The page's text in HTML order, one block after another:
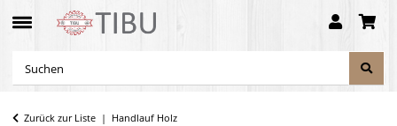
Zurück zur Liste Handlauf Holz